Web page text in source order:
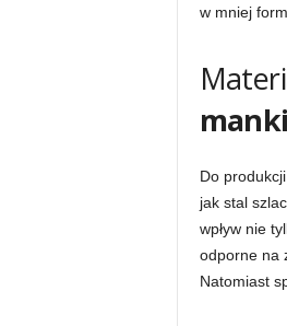
w mniej
Do produkcji
jak stal
wpływ nie
odporne na
Natomiast